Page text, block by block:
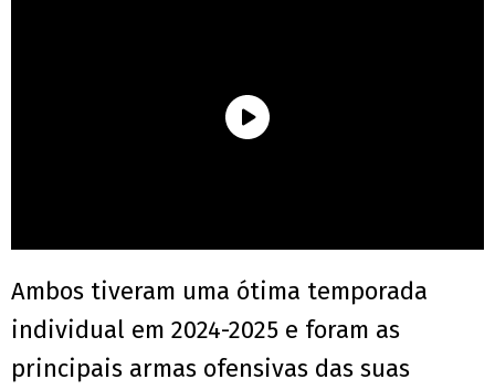
Ambos tiveram uma ótima temporada
individual em 2024-2025 e foram as
principais armas ofensivas das suas